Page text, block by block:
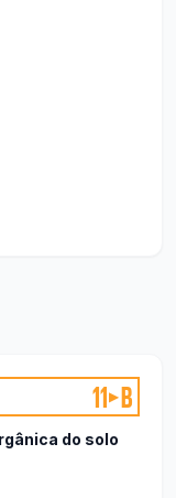
11▶B
do solo